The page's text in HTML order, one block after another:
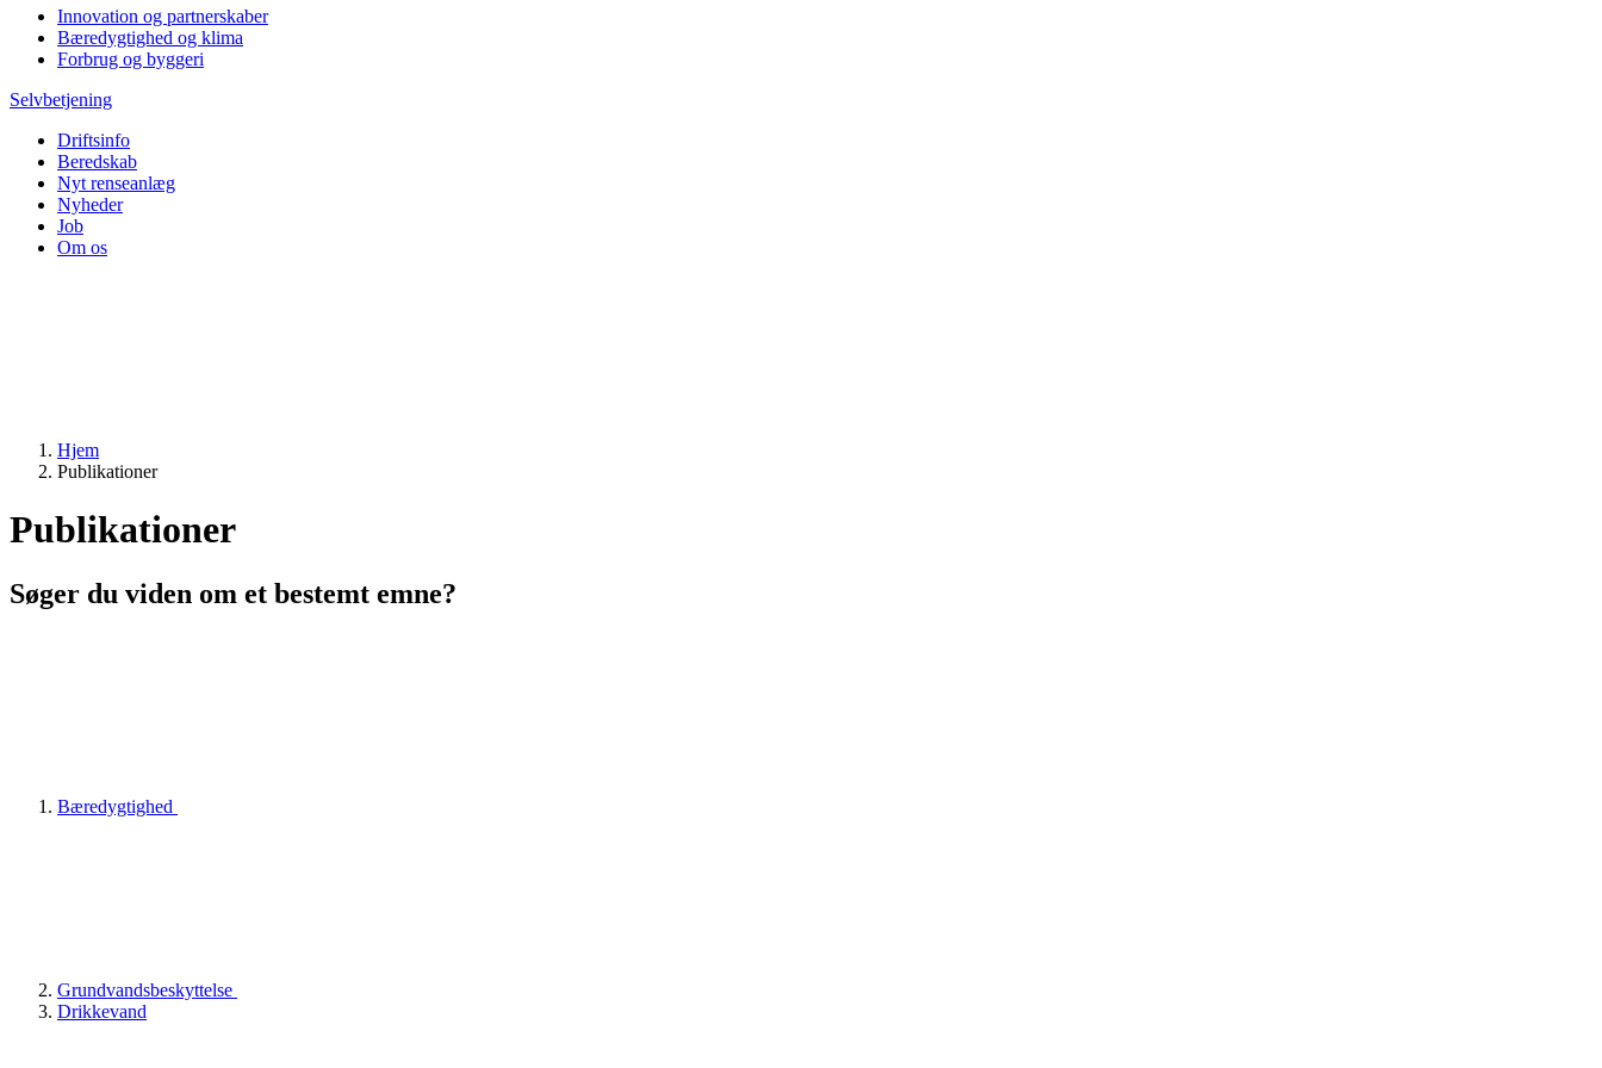
Innovation og partnerskaber
Bæredygtighed og klima
Forbrug og byggeri
Selvbetjening
Driftsinfo
Beredskab
Nyt renseanlæg
Nyheder
Job
Om os
Hjem
Publikationer
Publikationer
Søger du viden om et bestemt emne?
Bæredygtighed
Grundvandsbeskyttelse
Drikkevand